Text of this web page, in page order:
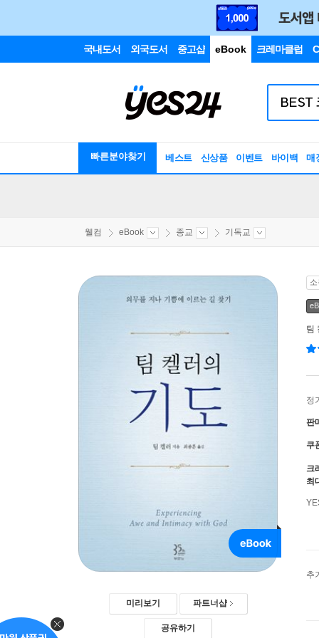
국내도서 외국도서 중고샵 eBook 크레마클럽
빠른분야찾기 베스트 신상품 이벤트 바이백 매
웰컴 eBook 종교 기독교
미리보기 파트너샵
공유하기
팀
정
판
쿠
크
최
추